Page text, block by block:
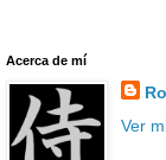
Acerca de mí
Ver